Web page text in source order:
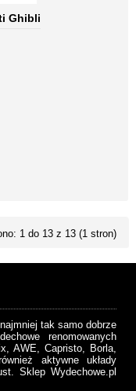
Ghibli
1 do 13 z 13 (1 stron)
tak samo dobrze
renomowanych
AWE, Capristo, Borla,
aktywne układy
Sklep Wydechowe.pl